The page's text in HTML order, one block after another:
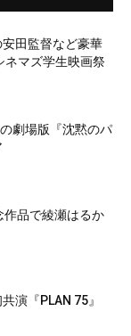
安田監督など豪華
ネマズ学生映画祭
劇場版『沈黙のパ
品で綾瀬はるか
演『PLAN 75』